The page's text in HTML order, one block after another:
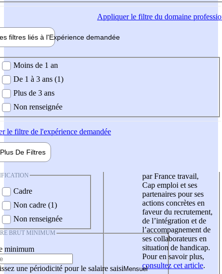
Appliquerle filtre du domaine
filtres liés à l'Expérience demandée
demandée
Moins de 1 an
De 1 à 3 ans (1)
Plus de 3 ans
Non renseignée
le filtre de l'expérience demandée
Plus De Filtres
Cadre
Non cadre (1)
Non renseignée
BRUT MINIMUM
minimum
une périodicité pour le salaire saisi
par France travail,
Cap emploi et ses
partenaires pour ses
actions concrètes en
faveur du recrutement,
de l’intégration et de
l’accompagnement de
ses collaborateurs en
situation de handicap.
Pour en savoir plus,
consultez cet article.